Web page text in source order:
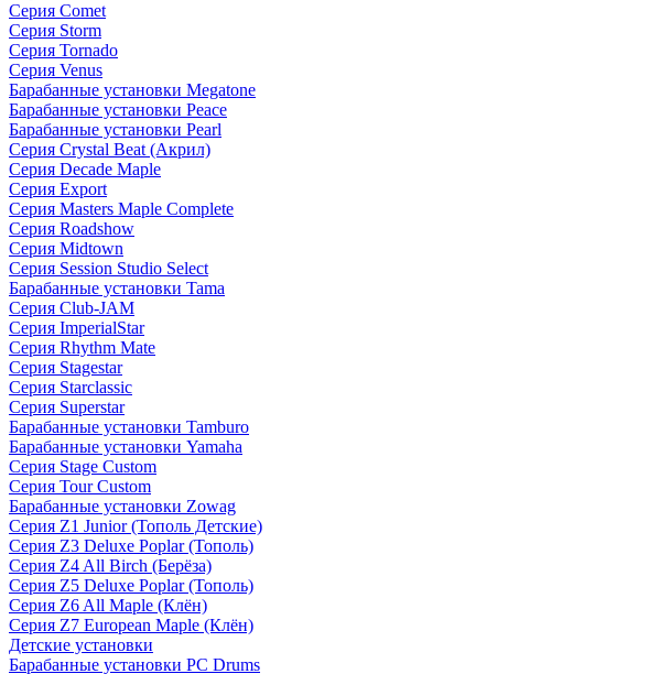
Серия Comet
Серия Storm
Серия Tornado
Серия Venus
Барабанные установки Megatone
Барабанные установки Peace
Барабанные установки Pearl
Серия Crystal Beat (Акрил)
Серия Decade Maple
Серия Export
Серия Masters Maple Complete
Серия Roadshow
Серия Midtown
Серия Session Studio Select
Барабанные установки Tama
Серия Club-JAM
Серия ImperialStar
Серия Rhythm Mate
Серия Stagestar
Серия Starclassic
Серия Superstar
Барабанные установки Tamburo
Барабанные установки Yamaha
Серия Stage Custom
Серия Tour Custom
Барабанные установки Zowag
Серия Z1 Junior (Тополь Детские)
Серия Z3 Deluxe Poplar (Тополь)
Серия Z4 All Birch (Берёза)
Серия Z5 Deluxe Poplar (Тополь)
Серия Z6 All Maple (Клён)
Серия Z7 European Maple (Клён)
Детские установки
Барабанные установки PC Drums